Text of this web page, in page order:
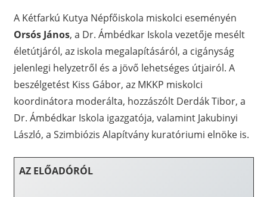
A Kétfarkú Kutya Népfőiskola miskolci eseményén
Orsós János, a Dr. Ámbédkar Iskola vezetője mesélt
életútjáról, az iskola megalapításáról, a cigányság
jelenlegi helyzetről és a jövő lehetséges útjairól. A
beszélgetést Kiss Gábor, az MKKP miskolci
koordinátora moderálta, hozzászólt Derdák Tibor, a
Dr. Ámbédkar Iskola igazgatója, valamint Jakubinyi
László, a Szimbiózis Alapítvány kuratóriumi elnöke is.
AZ ELŐADÓRÓL